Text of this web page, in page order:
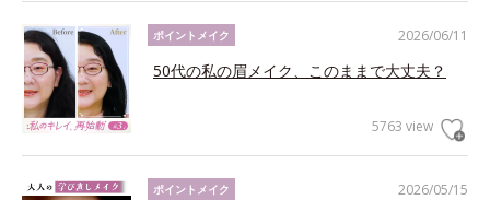
2026/06/11
ポイントメイク
50代の私の眉メイク、このままで大丈夫？
5763 view
2026/05/15
ポイントメイク